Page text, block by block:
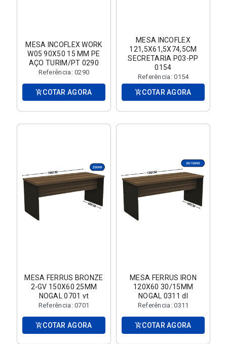
MESA INCOFLEX WORK
W05 90X50 15 MM PE
AÇO TURIM/PT 0290
Referência: 0290
add_shopping_cart COTAR AGORA
MESA INCOFLEX
121,5X61,5X74,5CM
SECRETARIA P03-PP
0154
Referência: 0154
add_shopping_cart COTAR AGORA
MESA FERRUS BRONZE
2-GV 150X60 25MM
NOGAL 0701 vt
Referência: 0701
add_shopping_cart COTAR AGORA
MESA FERRUS IRON
120X60 30/15MM
NOGAL 0311 dl
Referência: 0311
add_shopping_cart COTAR AGORA